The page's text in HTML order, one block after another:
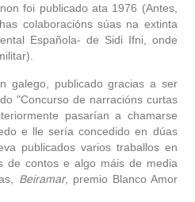
foi publicado ata 1976 (Antes,
colaboracións súas na extinta
Española- de Sidi Ifni, onde
galego, publicado gracias a ser
"Concurso de narracións curtas
pasarían a chamarse
e lle sería concedido en dúas
publicados varios traballos en
de contos e algo máis de media
Beiramar, premio Blanco Amor